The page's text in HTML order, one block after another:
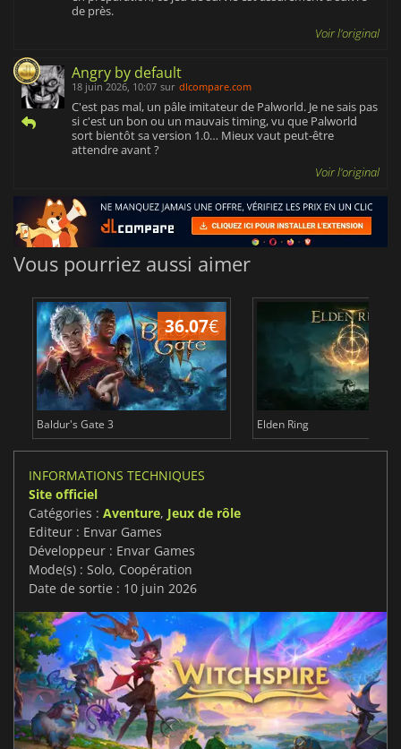
de près.
Voir l'original
Angry by default
18 juin 2026, 10:07 sur dlcompare.com
C'est pas mal, un pâle imitateur de Palworld. Je ne sais pas
si c'est un bon ou un mauvais timing, vu que Palworld
sort bientôt sa version 1.0… Mieux vaut peut-être
attendre avant ?
Voir l'original
Vous pourriez aussi aimer
36.07€
Baldur's Gate 3 Elden Ring
INFORMATIONS TECHNIQUES
Site officiel
Catégories : Aventure, Jeux de rôle
Editeur : Envar Games
Développeur : Envar Games
Mode(s) : Solo, Coopération
Date de sortie : 10 juin 2026